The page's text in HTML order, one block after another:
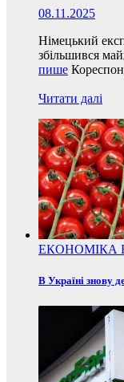
08.11.2025
Німецький
збільшився
пише
Читати далі
ЕКОНОМІКА
В Україні знову